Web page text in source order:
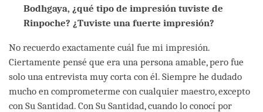
Bodhgaya, ¿qué tipo de impresión tuviste de
Rinpoche? ¿Tuviste una fuerte impresión?
No recuerdo exactamente cuál fue mi impresión.
Ciertamente pensé que era una persona amable, pero fue
solo una entrevista muy corta con él. Siempre he dudado
mucho en comprometerme con cualquier maestro, excepto
con Su Santidad. Con Su Santidad, cuando lo conocí por